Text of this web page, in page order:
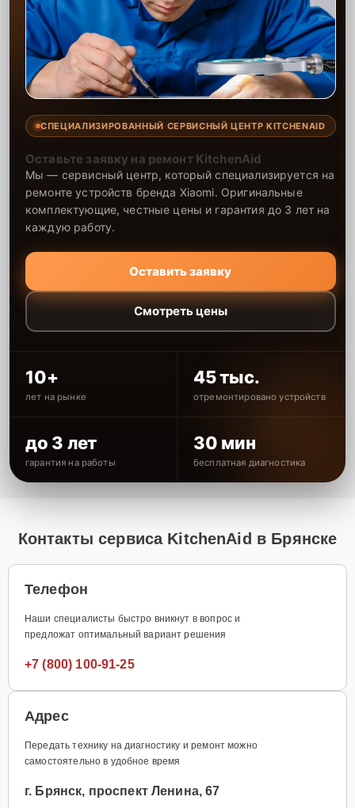
СПЕЦИАЛИЗИРОВАННЫЙ СЕРВИСНЫЙ ЦЕНТР KITCHENAID
Оставьте заявку на ремонт KitchenAid
Мы — сервисный центр, который специализируется на
ремонте устройств бренда Xiaomi. Оригинальные
комплектующие, честные цены и гарантия до 3 лет на
каждую работу.
Оставить заявку
Смотреть цены
10+
лет на рынке
45 тыс.
отремонтировано устройств
до 3 лет
гарантия на работы
30 мин
бесплатная диагностика
Контакты сервиса KitchenAid в Брянске
Телефон
Наши специалисты быстро вникнут в вопрос и
предложат оптимальный вариант решения
+7 (800) 100-91-25
Адрес
Передать технику на диагностику и ремонт можно
самостоятельно в удобное время
г. Брянск, проспект Ленина, 67